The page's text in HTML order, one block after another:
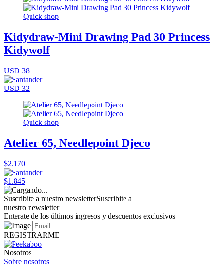
Quick shop
Kidydraw-Mini Drawing Pad 30 Princess
Kidywolf
USD 38
USD 32
Quick shop
Atelier 65, Needlepoint Djeco
$2.170
$1.845
Suscribite a nuestro newsletterSuscribite a
nuestro newsletter
Enterate de los últimos ingresos y descuentos exclusivos
REGISTRARME
Nosotros
Sobre nosotros